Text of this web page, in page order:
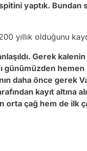
yaptık. Bundan
yıllık olduğunu
Gerek
günümüzden
daha önce gerek
kayıt altına
orta çağ hem de ilk